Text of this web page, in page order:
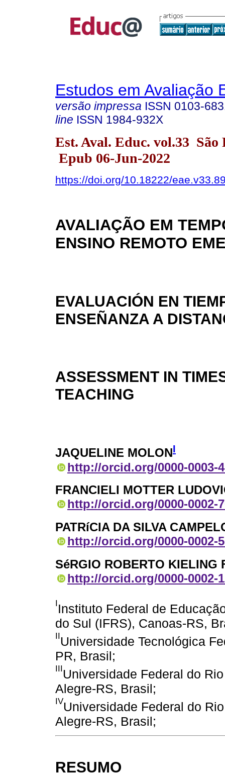
Estudos em Avaliação
versão impressa ISSN 0103-
line ISSN 1984-932X
Est. Aval. Educ. vol.33 São
Epub 06-Jun-2022
https://doi.org/10.18222/
AVALIAÇÃO EM
ENSINO REMOTO
EVALUACIÓN EN
ENSEÑANZA A
ASSESSMENT IN
TEACHING
JAQUELINE MOLONI
http://orcid.org/0000-0003-
FRANCIELI MOTTER
http://orcid.org/0000-0002-
PATRíCIA DA SILVA
http://orcid.org/0000-0002-
SéRGIO ROBERTO KIELING
http://orcid.org/0000-0002-
IInstituto Federal de
do Sul (IFRS), Canoas-RS,
IIUniversidade Tecnológica
PR, Brasil;
IIIUniversidade Federal do
Alegre-RS, Brasil;
IVUniversidade Federal do
Alegre-RS, Brasil;
RESUMO